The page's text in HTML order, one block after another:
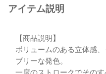
アイテム説明
【商品説明】
ボリュームのある立体感
ブリーな発色。
一度のストロークでその